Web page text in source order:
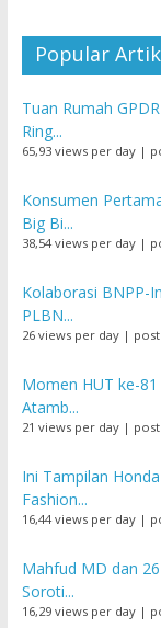
Popular
Tuan Rumah
Ring...
65,93 views per day|
Konsumen
Big Bi...
38,54 views per day|
Kolaborasi BNPP-
PLBN...
26 views per day|
Momen HUT ke-
Atamb...
21 views per day|
Ini Tampilan
Fashion...
16,44 views per day|
Mahfud MD dan
Soroti...
16,29 views per day|